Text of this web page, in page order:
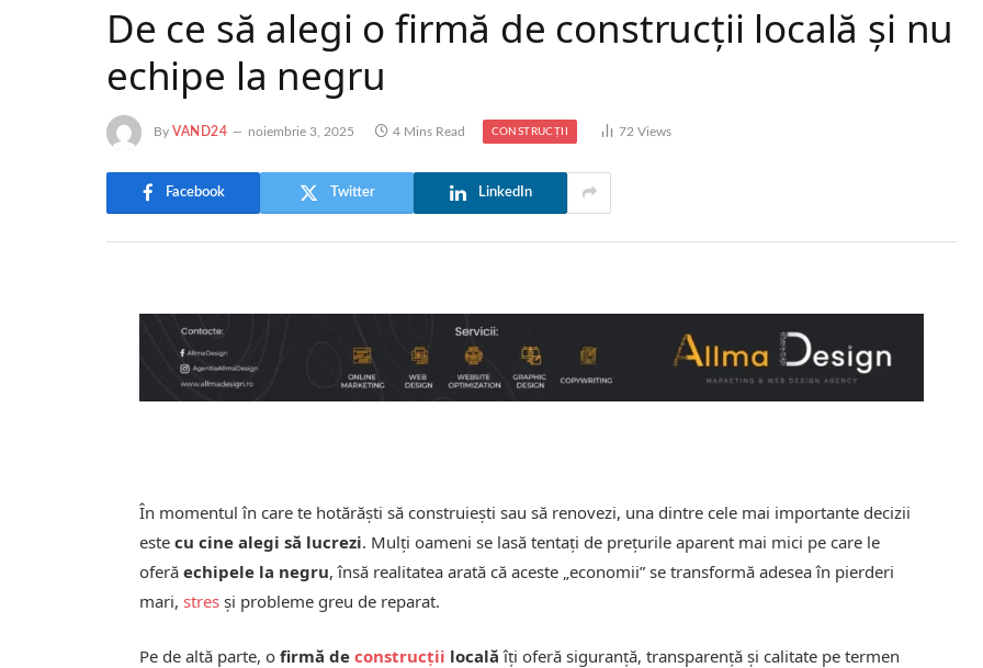
De ce să alegi o firmă de construcții locală și nu
echipe la negru
By VAND24 noiembrie 3, 2025 4 Mins Read CONSTRUCȚII 72Views
Facebook Twitter LinkedIn
În momentul în care te hotărăști să construiești sau să renovezi, una dintre cele mai importante decizii
estecu cine alegi să lucrezi. Mulți oameni se lasă tentați de prețurile aparent mai mici pe care le
oferăechipele la negru, însă realitatea arată că aceste „economii” se transformă adesea în pierderi
mari,stres și probleme greu de reparat.
Pe de altă parte, ofirmă deconstrucții locală îți oferă siguranță, transparență și calitate pe termen